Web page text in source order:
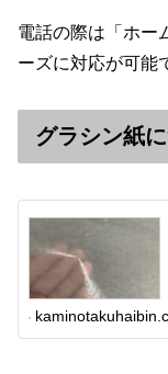
電話の際は「ホー
ーズに対応が可能
グラシン紙